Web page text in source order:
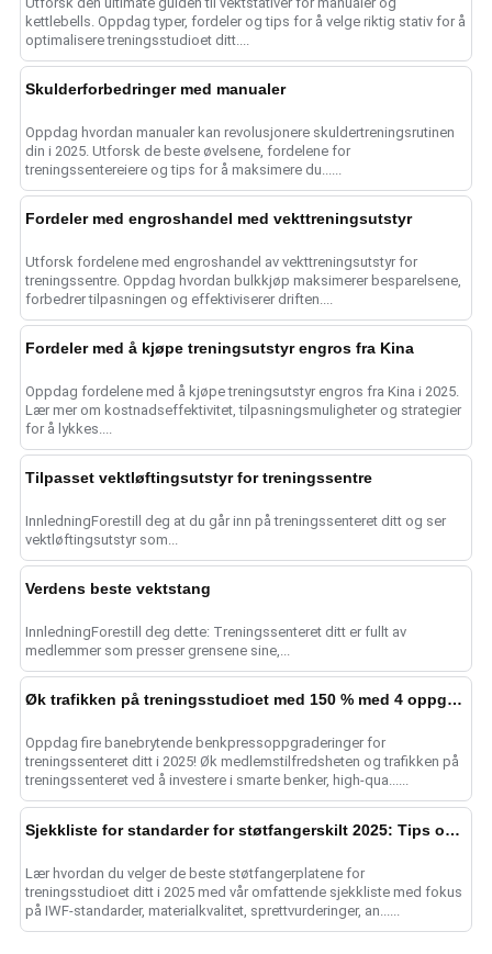
kettlebells. Oppdag typer, fordeler og tips for å velge riktig stativ for å
optimalisere treningsstudioet ditt....
Skulderforbedringer med manualer
Oppdag hvordan manualer kan revolusjonere skuldertreningsrutinen
din i 2025. Utforsk de beste øvelsene, fordelene for
treningssentereiere og tips for å maksimere du......
Fordeler med engroshandel med vekttreningsutstyr
Utforsk fordelene med engroshandel av vekttreningsutstyr for
treningssentre. Oppdag hvordan bulkkjøp maksimerer besparelsene,
forbedrer tilpasningen og effektiviserer driften....
Fordeler med å kjøpe treningsutstyr engros fra Kina
Oppdag fordelene med å kjøpe treningsutstyr engros fra Kina i 2025.
Lær mer om kostnadseffektivitet, tilpasningsmuligheter og strategier
for å lykkes....
Tilpasset vektløftingsutstyr for treningssentre
InnledningForestill deg at du går inn på treningssenteret ditt og ser
vektløftingsutstyr som...
Verdens beste vektstang
InnledningForestill deg dette: Treningssenteret ditt er fullt av
medlemmer som presser grensene sine,...
Øk trafikken på treningsstudioet med 150 % med 4 oppgraderinger av benkpressen
Oppdag fire banebrytende benkpressoppgraderinger for
treningssenteret ditt i 2025! Øk medlemstilfredsheten og trafikken på
treningssenteret ved å investere i smarte benker, high-qua......
Sjekkliste for standarder for støtfangerskilt 2025: Tips om kvalitet
Lær hvordan du velger de beste støtfangerplatene for
treningsstudioet ditt i 2025 med vår omfattende sjekkliste med fokus
på IWF-standarder, materialkvalitet, sprettvurderinger, an......